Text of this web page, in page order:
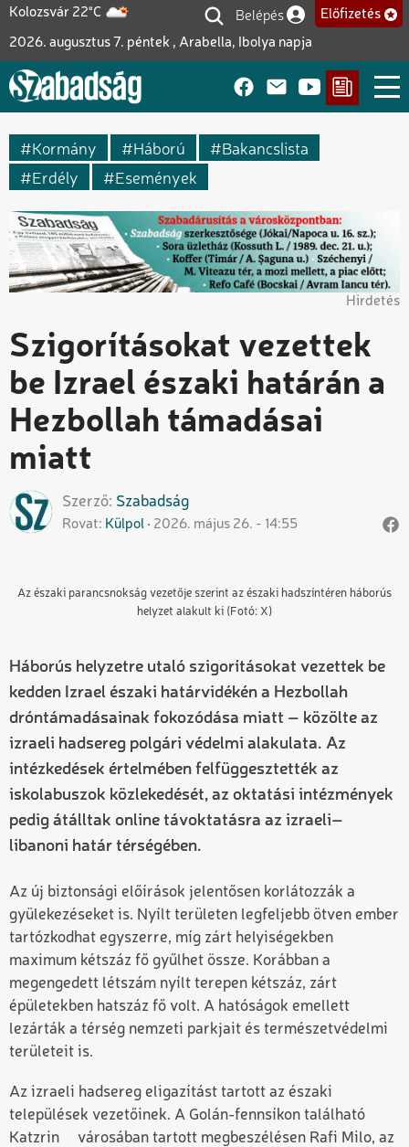
Ugrás
tartalomra
Kolozsvár 22°C
2026. augusztus 7. péntek , Arabella, Ibolya napja
Felhasználói fiók
Belépés Előfizetés
Kormány Háború
Bakancslista
Erdély
Események
Hirdetés
Szigorításokat vezettek
be Izrael északi határán a
Hezbollah támadásai
miatt
Szerző Szabadság
Rovat Külpol 2026. május 26. - 14:55
Az északi parancsnokság vezetője szerint az északi hadszíntéren háborús
helyzet alakult ki (Fotó: X)
Háborús helyzetre utaló szigorításokat vezettek be
kedden Izrael északi határvidékén a Hezbollah
dróntámadásainak fokozódása miatt – közölte az
izraeli hadsereg polgári védelmi alakulata. Az
intézkedések értelmében felfüggesztették az
iskolabuszok közlekedését, az oktatási intézmények
pedig átálltak online távoktatásra az izraeli–
libanoni határ térségében.
Az új biztonsági előírások jelentősen korlátozzák a
gyülekezéseket is. Nyílt területen legfeljebb ötven ember
tartózkodhat egyszerre, míg zárt helyiségekben
maximum kétszáz fő gyűlhet össze. Korábban a
megengedett létszám nyílt terepen kétszáz, zárt
épületekben hatszáz fő volt. A hatóságok emellett
lezárták a térség nemzeti parkjait és természetvédelmi
területeit is.
Az izraeli hadsereg eligazítást tartott az északi
települések vezetőinek. A Golán-fennsíkon található
Katzrin
városában tartott megbeszélésen Rafi Milo, az